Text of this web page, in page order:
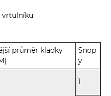
vrtulníku
průměr kladky
Snop
y
1